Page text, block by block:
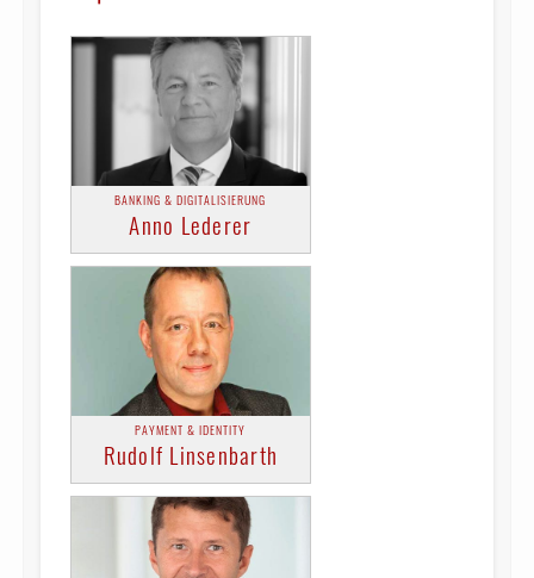
BANKING & DIGITALISIERUNG
Anno Lederer
PAYMENT & IDENTITY
Rudolf Linsenbarth